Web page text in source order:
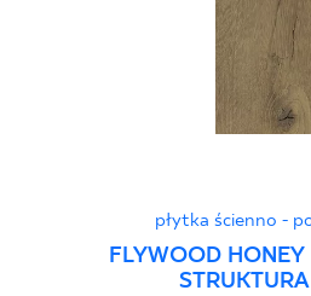
płytka ścienno -
FLYWOOD HONEY